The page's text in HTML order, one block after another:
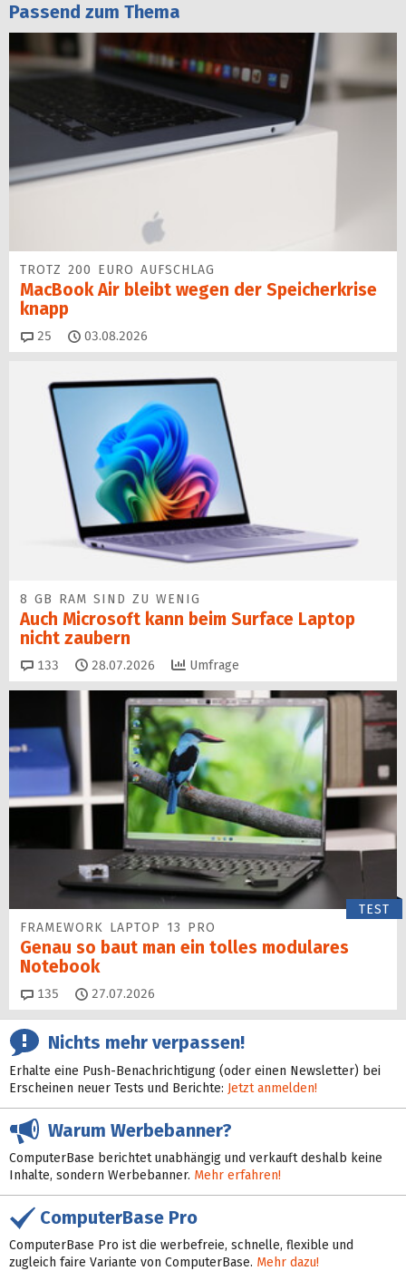
Passend zum Thema
TROTZ 200 EURO AUFSCHLAG
MacBook Air bleibt wegen der Speicherkrise
knapp
25 Kommentare
03.08.2026
8 GB RAM SIND ZU WENIG
Auch Microsoft kann beim Surface Laptop
nicht zaubern
133 Kommentare
28.07.2026 Umfrage
TEST
FRAMEWORK LAPTOP 13 PRO
Genau so baut man ein tolles modulares
Notebook
135 Kommentare
27.07.2026
Nichts mehr verpassen!
Erhalte eine Push-Benachrichtigung (oder einen Newsletter) bei
Erscheinen neuer Tests und Berichte: Jetzt anmelden!
Warum Werbebanner?
ComputerBase berichtet unabhängig und verkauft deshalb keine
Inhalte, sondern Werbebanner. Mehr erfahren!
ComputerBase Pro
ComputerBase Pro ist die werbefreie, schnelle, flexible und
zugleich faire Variante von ComputerBase. Mehr dazu!